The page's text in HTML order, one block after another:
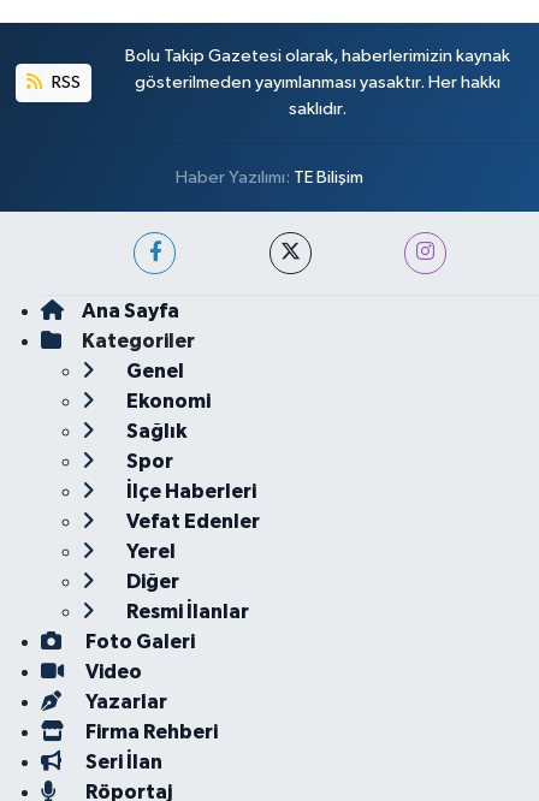
RSS
Bolu Takip Gazetesi olarak, haberlerimizin kaynak
gösterilmeden yayımlanması yasaktır. Her hakkı
saklıdır.
Haber Yazılımı: TE Bilişim
Ana Sayfa
Kategoriler
Genel
Ekonomi
Sağlık
Spor
İlçe Haberleri
Vefat Edenler
Yerel
Diğer
Resmi İlanlar
Foto Galeri
Video
Yazarlar
Firma Rehberi
Seri İlan
Röportaj